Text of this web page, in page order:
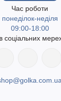
Час роботи
понеділок-неділя
09:00-18:00
соціальних